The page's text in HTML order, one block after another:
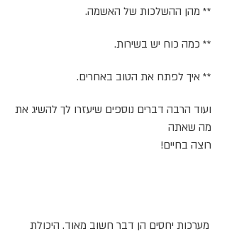
** מהן ההשלכות של האשמה.
** כמה כוח יש בשירות.
** איך לפתח את הטוב באחרים.
ועוד הרבה דברים נוספים שיעזרו לך להשיג את
מה שאתה
רוצה בחיים!
מערכות יחסים הן דבר חשוב מאוד. היכולת